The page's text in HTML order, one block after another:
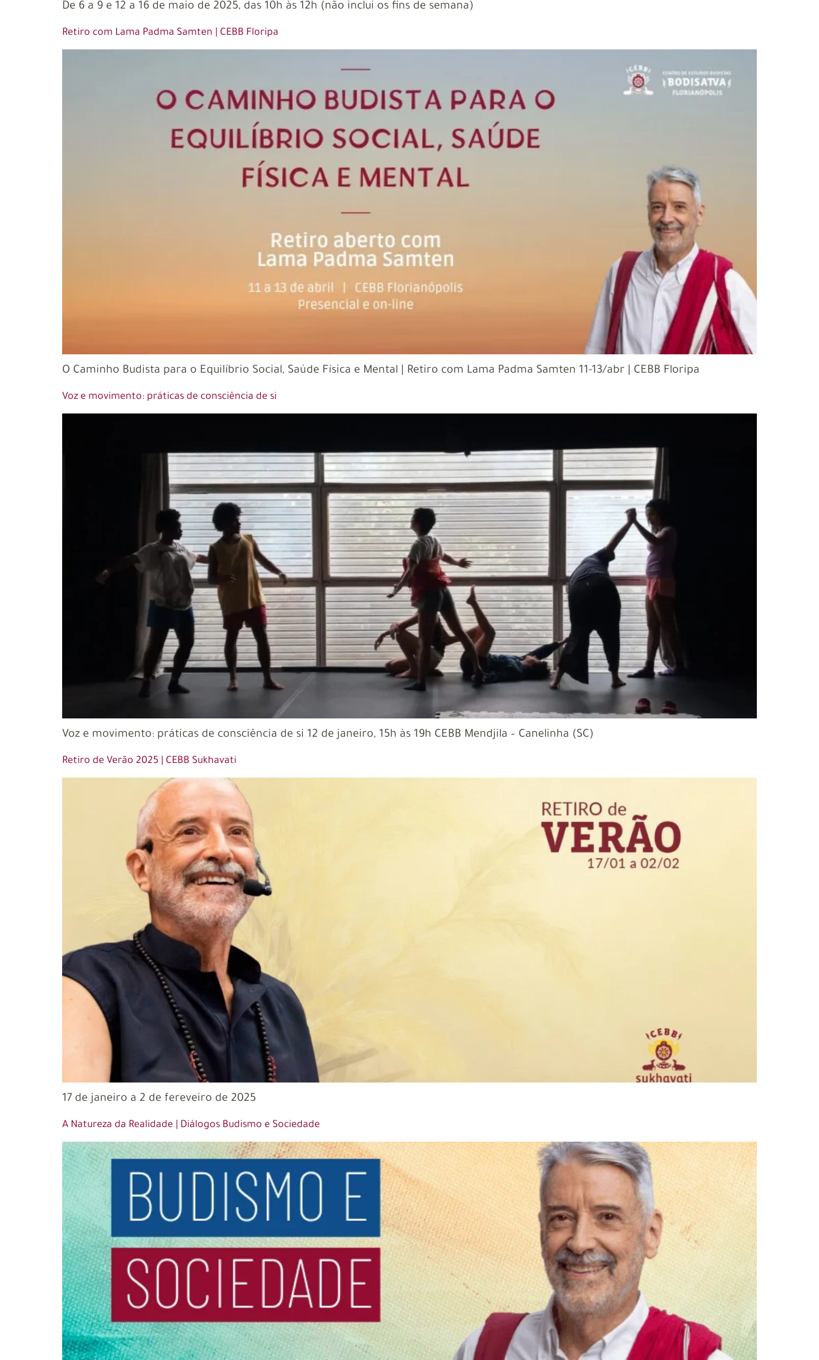
De 6 a 9 e 12 a 16 de maio de 2025, das 10h às 12h (não inclui os fins de semana)
Retiro com Lama Padma Samten | CEBB Floripa
O Caminho Budista para o Equilíbrio Social, Saúde Física e Mental | Retiro com Lama Padma Samten 11-13/abr | CEBB Floripa
Voz e movimento: práticas de consciência de si
Voz e movimento: práticas de consciência de si 12 de janeiro, 15h às 19h CEBB Mendjila – Canelinha (SC)
Retiro de Verão 2025 | CEBB Sukhavati
17 de janeiro a 2 de fereveiro de 2025
A Natureza da Realidade | Diálogos Budismo e Sociedade